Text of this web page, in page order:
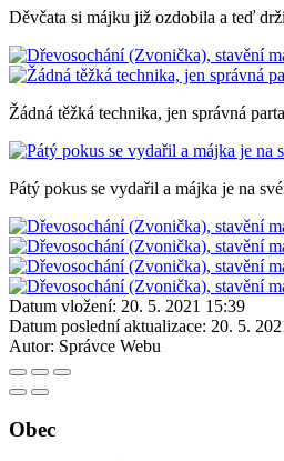
Děvčata si májku již ozdobila a teď
Žádná těžká technika, jen správná
Pátý pokus se vydařil a májka je na
Datum vložení: 20. 5. 2021 15:39
Datum poslední aktualizace: 20. 5.
Autor: Správce Webu
Obec